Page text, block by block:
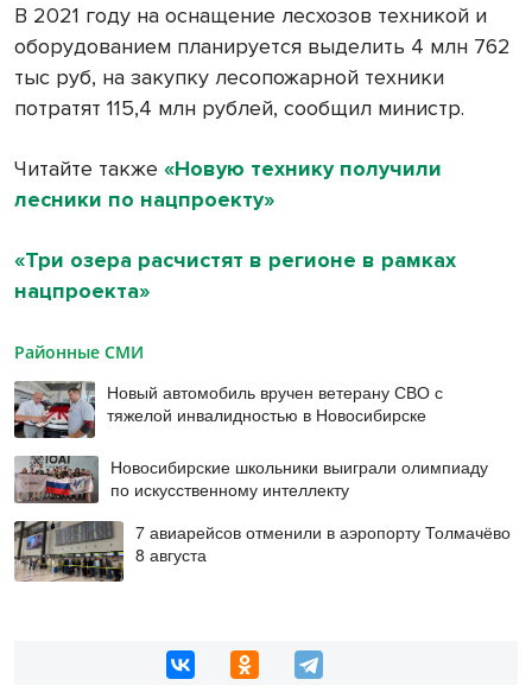
В 2021 году на оснащение лесхозов техникой и
оборудованием планируется выделить 4 млн 762
тыс руб, на закупку лесопожарной техники
потратят 115,4 млн рублей, сообщил министр.
Читайте также «Новую технику получили
лесники по нацпроекту»
«Три озера расчистят в регионе в рамках
нацпроекта»
Районные СМИ
Новый автомобиль вручен ветерану СВО с
тяжелой инвалидностью в Новосибирске
Новосибирские школьники выиграли олимпиаду
по искусственному интеллекту
7 авиарейсов отменили в аэропорту Толмачёво
8 августа